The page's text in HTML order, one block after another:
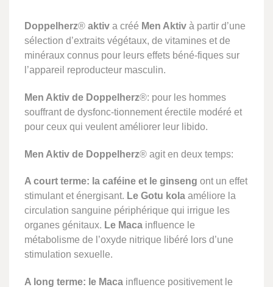
Doppelherz® aktiv a créé Men Aktiv à partir d’une
sélection d’extraits végétaux, de vitamines et de
minéraux connus pour leurs effets béné-fiques sur
l’appareil reproducteur masculin.
Men Aktiv de Doppelherz®: pour les hommes
souffrant de dysfonc-tionnement érectile modéré et
pour ceux qui veulent améliorer leur libido.
Men Aktiv de Doppelherz® agit en deux temps:
A court terme: la caféine et le ginseng ont un effet
stimulant et énergisant. Le Gotu kola améliore la
circulation sanguine périphérique qui irrigue les
organes génitaux. Le Maca influence le
métabolisme de l’oxyde nitrique libéré lors d’une
stimulation sexuelle.
A long terme: le Maca influence positivement le